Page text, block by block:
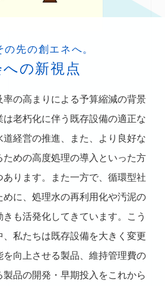
先の創エネへ。
の新視点
率の高まりによる予算縮減の背景
は老朽化に伴う既存設備の適正な
道経営の推進、また、より良好な
ための高度処理の導入といった方
あります。また一方で、循環型社
めに、処理水の再利用化や汚泥の
も活発化してきています。こう
、私たちは既存設備を大きく変更
を向上させる製品、維持管理費の
品の開発・早期投入をこれから